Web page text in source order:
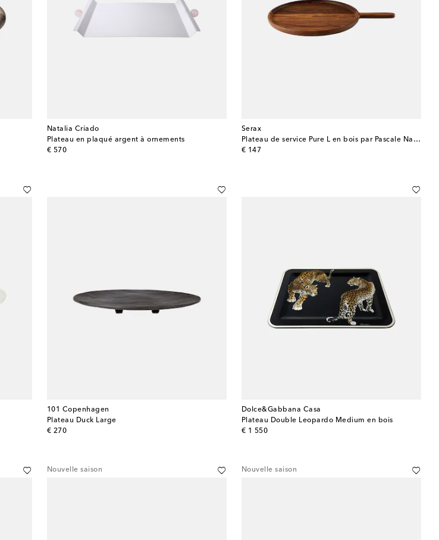
Natalia Criado
Plateau en plaqué argent à ornements
€ 570
original price
Serax
Plateau de service Pure L en bois par Pascale Naessens
€ 147
original price
101 Copenhagen
Plateau Duck Large
€ 270
original price
Dolce&Gabbana Casa
Plateau Double Leopardo Medium en bois
€ 1 550
original price
Nouvelle saison Nouvelle saison